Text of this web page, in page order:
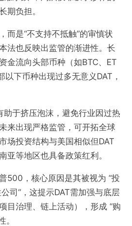
吗？
色情 诱导行为
违法犯罪 其他
提交
期负担。
而是“不支持不抵触”的审慎状
法也反映出监管的渐进性。长
金流向头部币种（如BTC、ET
以下币种出现过多无意义DAT，
助于挤压泡沫，避免行业因过热
来出现严格监管，可开拓全球
场投资结构与美国相似但DAT
亚等地区也具备政策红利。
500，核心原因是其被视为 “投
司”，这提示DAT需加强与底层
目治理、链上活动），形成 “购
。